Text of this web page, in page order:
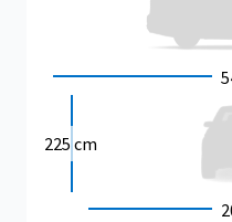
225 cm